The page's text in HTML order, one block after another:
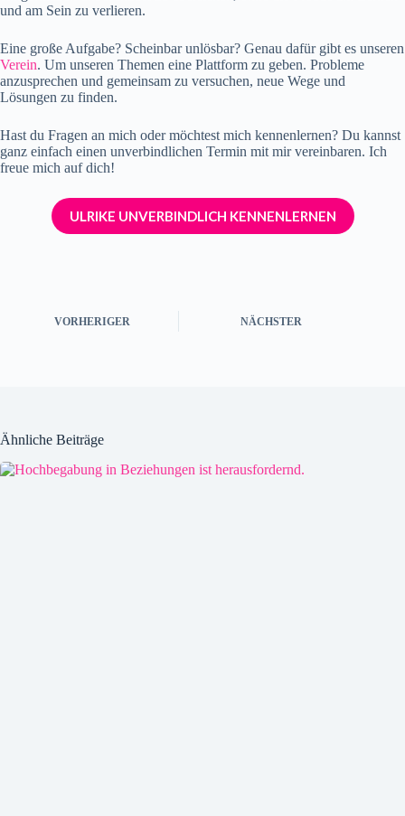
und am Sein zu verlieren.
Eine große Aufgabe? Scheinbar unlösbar? Genau dafür gibt es unseren
Verein. Um unseren Themen eine Plattform zu geben. Probleme
anzusprechen und gemeinsam zu versuchen, neue Wege und
Lösungen zu finden.
Hast du Fragen an mich oder möchtest mich kennenlernen? Du kannst
ganz einfach einen unverbindlichen Termin mit mir vereinbaren. Ich
freue mich auf dich!
ULRIKE UNVERBINDLICH KENNENLERNEN
VORHERIGER NÄCHSTER
Ähnliche Beiträge